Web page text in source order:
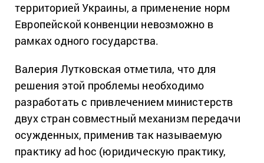
территорией Украины, а применение норм
Европейской конвенции невозможно в
рамках одного государства.
Валерия Лутковская отметила, что для
решения этой проблемы необходимо
разработать с привлечением министерств
двух стран совместный механизм передачи
осужденных, применив так называемую
практику ad hoc (юридическую практику,